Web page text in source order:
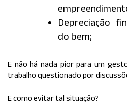
Depreciação
do bem;
E não há nada pior para um
trabalho questionado por
E como evitar tal situação?